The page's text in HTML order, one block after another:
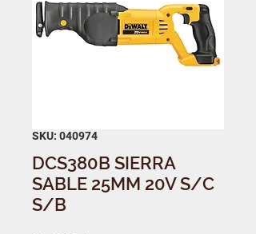
SKU: 040974
DCS380B SIERRA
SABLE 25MM 20V S/C
S/B